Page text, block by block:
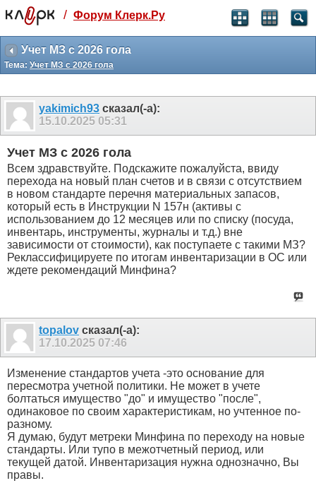
Святые угодники, Клерк без рекламы
прекрасен:)
месяц
3 месяца
259
₽
-10%
499 ₽
-15%
Отмена Оплатить
/ Форум Клерк.Ру
Учет МЗ с 2026 гола
Тема: Учет МЗ с 2026 гола
yakimich93 сказал(-а):
15.10.2025 05:31
Учет МЗ с 2026 гола
Всем здравствуйте. Подскажите пожалуйста, ввиду
перехода на новый план счетов и в связи с отсутствием
в новом стандарте перечня материальных запасов,
который есть в Инструкции N 157н (активы с
использованием до 12 месяцев или по списку (посуда,
инвентарь, инструменты, журналы и т.д.) вне
зависимости от стоимости), как поступаете с такими МЗ?
Реклассифицируете по итогам инвентаризации в ОС или
ждете рекомендаций Минфина?
topalov сказал(-а):
17.10.2025 07:46
Изменение стандартов учета -это основание для
пересмотра учетной политики. Не может в учете
болтаться имущество "до" и имущество "после",
одинаковое по своим характеристикам, но учтенное по-
разному.
Я думаю, будут метреки Минфина по переходу на новые
стандарты. Или тупо в межотчетный период, или
текущей датой. Инвентаризация нужна однозначно, Вы
правы.